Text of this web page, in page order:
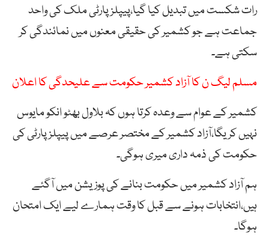
رات شکست میں تبدیل کیا گیا،پیپلز پارٹی ملک کی واحد
جماعت ہے جو کشمیر کی حقیقی معنوں میں نمائندگی کر
سکتی ہے۔
مسلم لیگ ن کا آزاد کشمیر حکومت سے علیحدگی کا اعلان
کشمیر کے عوام سے وعدہ کرتا ہوں کہ بلاول بھٹو انکو مایوس
نہیں کریگا،آزاد کشمیر کے مختصر عرصے میں پیپلزپارٹی کی
حکومت کی ذمہ داری میری ہوگی۔
ہم آزاد کشمیر میں حکومت بنانے کی پوزیشن میں آگئے
ہیں،انتخابات ہونے سے قبل کا وقت ہمارے لیے ایک امتحان
ہوگا۔